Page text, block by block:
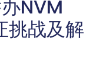
NVM
挑战及解